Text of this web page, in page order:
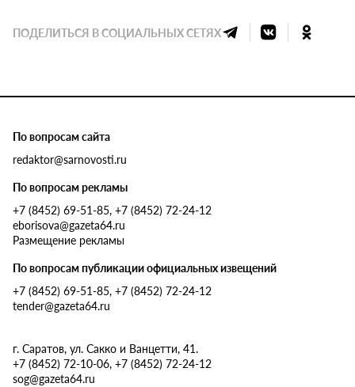
ПОДЕЛИТЬСЯ В СОЦИАЛЬНЫХ СЕТЯХ
По вопросам сайта
redaktor@sarnovosti.ru
По вопросам рекламы
+7 (8452) 69-51-85, +7 (8452) 72-24-12
eborisova@gazeta64.ru
Размещение рекламы
По вопросам публикации официальных извещений
+7 (8452) 69-51-85, +7 (8452) 72-24-12
tender@gazeta64.ru
г. Саратов, ул. Сакко и Ванцетти, 41.
+7 (8452) 72-10-06, +7 (8452) 72-24-12
sog@gazeta64.ru